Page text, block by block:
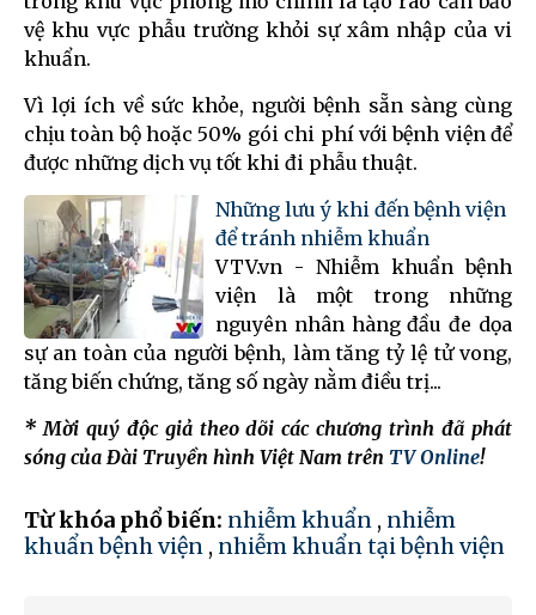
vệ khu vực phẫu trường khỏi sự xâm nhập của vi
khuẩn.
Vì lợi ích về sức khỏe, người bệnh sẵn sàng cùng
chịu toàn bộ hoặc 50% gói chi phí với bệnh viện để
được những dịch vụ tốt khi đi phẫu thuật.
Những lưu ý khi đến bệnh viện
để tránh nhiễm khuẩn
VTV.vn - Nhiễm khuẩn bệnh
viện là một trong những
nguyên nhân hàng đầu đe dọa
sự an toàn của người bệnh, làm tăng tỷ lệ tử vong,
tăng biến chứng, tăng số ngày nằm điều trị...
* Mời quý độc giả theo dõi các chương trình đã phát
sóng của Đài Truyền hình Việt Nam trên TV Online!
Từ khóa phổ biến: nhiễm khuẩn , nhiễm
khuẩn bệnh viện , nhiễm khuẩn tại bệnh viện